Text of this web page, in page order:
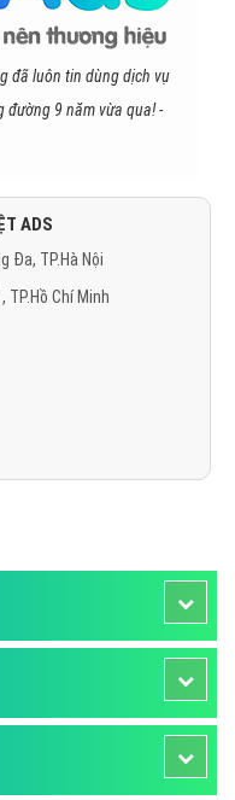
đã luôn tin dùng dịch vụ
đường 9 năm vừa qua! -
ADS
Đa, TP.Hà Nội
TP.Hồ Chí Minh